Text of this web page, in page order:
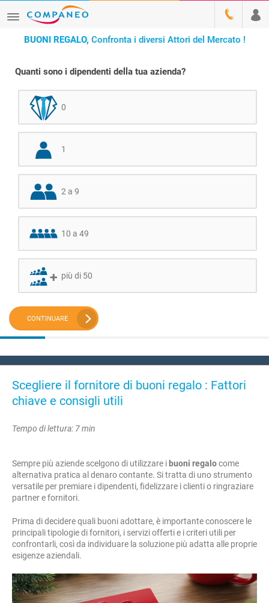
BUONI REGALO, Confronta i diversi Attori del Mercato !
Quanti sono i dipendenti della tua azienda?
0
1
2 a 9
10 a 49
più di 50
CONTINUARE
Scegliere il fornitore di buoni regalo : Fattori
chiave e consigli utili
Tempo di lettura: 7 min
Sempre più aziende scelgono di utilizzare i buoni regalocome
alternativa pratica al denaro contante. Si tratta di uno strumento
versatile per premiare i dipendenti, fidelizzare i clienti o ringraziare
partner e fornitori.
Prima di decidere quali buoni adottare, è importante conoscere le
principali tipologie di fornitori, i servizi offerti e i criteri utili per
confrontarli, così da individuare la soluzione più adatta alle proprie
esigenze aziendali.